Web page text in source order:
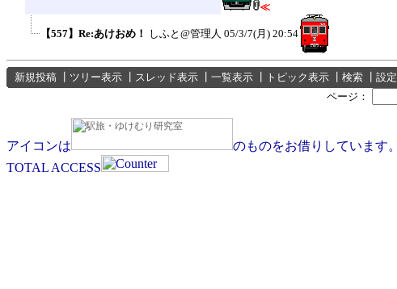
≪
【557】Re:あけおめ！ しふと@管理人 05/3/7(月) 20:54
新規投稿 ツリー表示 スレッド表示 一覧表示 トピック表示 検索 設定
ページ：
アイコンは
のものをお借りしています。
TOTAL ACCESS